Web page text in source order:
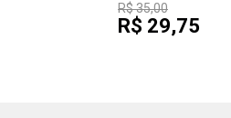
R$ 35,00
R$ 29,75